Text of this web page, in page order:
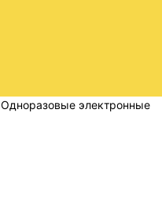
Одноразовые электронные